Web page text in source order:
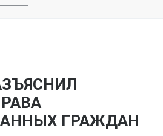
ГРАЖДАН